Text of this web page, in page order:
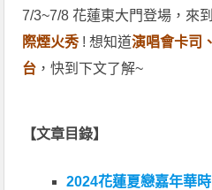
7/3~7/8 花蓮東大門登場，來
際煙火秀 ! 想知道演唱會卡司
台 ，快到下文了解~
【文章目錄】
2024花蓮夏戀嘉年華